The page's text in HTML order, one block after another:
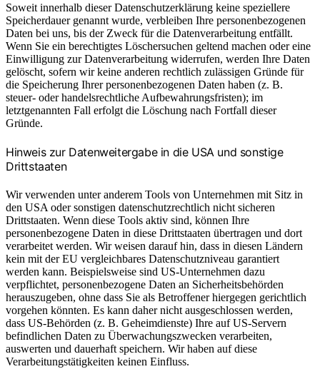
Soweit innerhalb dieser Datenschutzerklärung keine speziellere
Speicherdauer genannt wurde, verbleiben Ihre personenbezogenen
Daten bei uns, bis der Zweck für die Datenverarbeitung entfällt.
Wenn Sie ein berechtigtes Löschersuchen geltend machen oder eine
Einwilligung zur Datenverarbeitung widerrufen, werden Ihre Daten
gelöscht, sofern wir keine anderen rechtlich zulässigen Gründe für
die Speicherung Ihrer personenbezogenen Daten haben (z. B.
steuer- oder handelsrechtliche Aufbewahrungsfristen); im
letztgenannten Fall erfolgt die Löschung nach Fortfall dieser
Gründe.
Hinweis zur Datenweitergabe in die USA und sonstige
Drittstaaten
Wir verwenden unter anderem Tools von Unternehmen mit Sitz in
den USA oder sonstigen datenschutzrechtlich nicht sicheren
Drittstaaten. Wenn diese Tools aktiv sind, können Ihre
personenbezogene Daten in diese Drittstaaten übertragen und dort
verarbeitet werden. Wir weisen darauf hin, dass in diesen Ländern
kein mit der EU vergleichbares Datenschutzniveau garantiert
werden kann. Beispielsweise sind US-Unternehmen dazu
verpflichtet, personenbezogene Daten an Sicherheitsbehörden
herauszugeben, ohne dass Sie als Betroffener hiergegen gerichtlich
vorgehen könnten. Es kann daher nicht ausgeschlossen werden,
dass US-Behörden (z. B. Geheimdienste) Ihre auf US-Servern
befindlichen Daten zu Überwachungszwecken verarbeiten,
auswerten und dauerhaft speichern. Wir haben auf diese
Verarbeitungstätigkeiten keinen Einfluss.